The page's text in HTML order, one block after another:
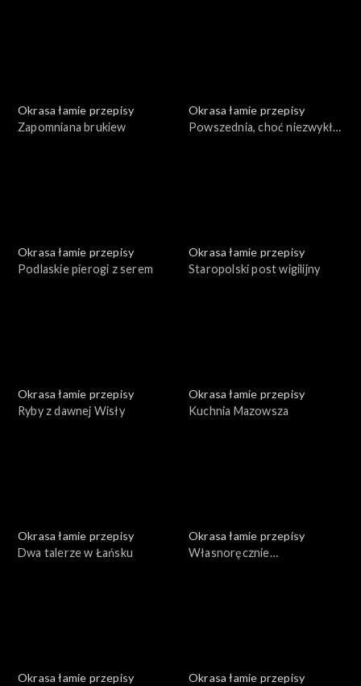
Okrasa łamie przepisy
Zapomniana brukiew
Okrasa łamie przepisy
Powszednia, choć niezwykła
Okrasa łamie przepisy
Podlaskie pierogi z serem
Okrasa łamie przepisy
Staropolski post wigilijny
Okrasa łamie przepisy
Ryby z dawnej Wisły
Okrasa łamie przepisy
Kuchnia Mazowsza
Okrasa łamie przepisy
Dwa talerze w Łańsku
Okrasa łamie przepisy
Własnoręcznie
Okrasa łamie przepisy
Okrasa łamie przepisy